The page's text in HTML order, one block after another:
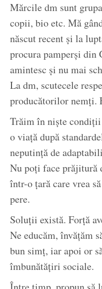
Mărcile dm sunt
copii, bio etc. Mă
născut recent și la
procura pamperși din
amintesc și nu mai
La dm, scutecele
producătorilor nemți.
Trăim în niște condiții
o viață după
neputință de
Nu poți face prăjitură
într-o țară care vrea
pere.
Soluții există. Forță
Ne educăm, învățăm
bun simț, iar apoi or
îmbunătățiri sociale.